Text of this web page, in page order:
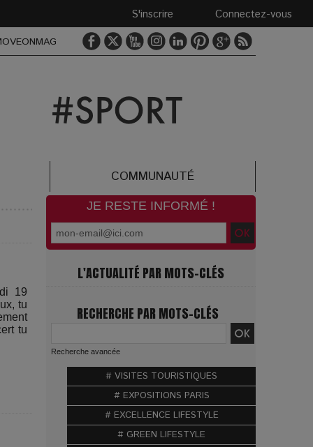
Connectez-vous
S'inscrire
COMMUNAUTÉ
19
tu
tu
JE RESTE INFORMÉ !
L'ACTUALITÉ PAR MOTS-CLÉS
RECHERCHE PAR MOTS-CLÉS
Recherche avancée
# VISITES TOURISTIQUES
# EXPOSITIONS PARIS
# EXCELLENCE LIFESTYLE
# GREEN LIFESTYLE